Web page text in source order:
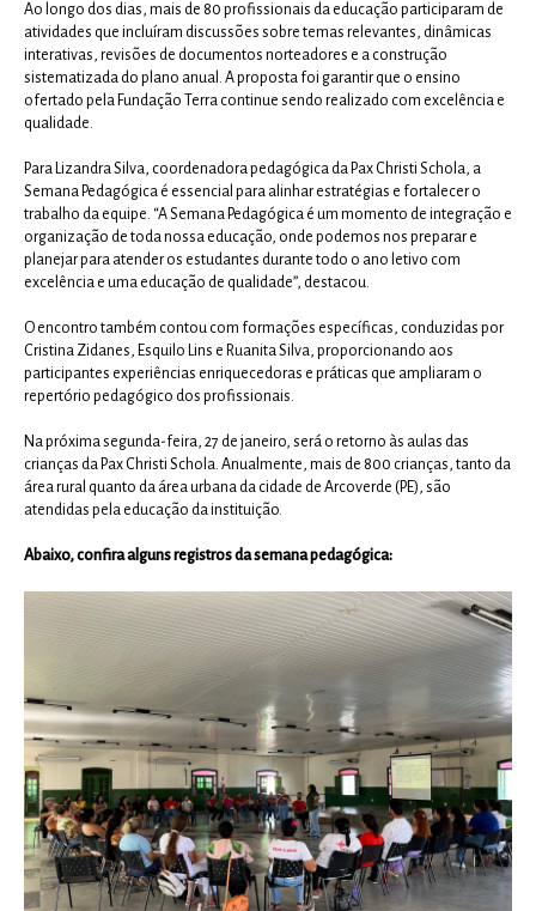
Ao longo dos dias, mais de 80 profissionais da educação participaram de
atividades que incluíram discussões sobre temas relevantes, dinâmicas
interativas, revisões de documentos norteadores e a construção
sistematizada do plano anual. A proposta foi garantir que o ensino
ofertado pela Fundação Terra continue sendo realizado com excelência e
qualidade.
Para Lizandra Silva, coordenadora pedagógica da Pax Christi Schola, a
Semana Pedagógica é essencial para alinhar estratégias e fortalecer o
trabalho da equipe. “A Semana Pedagógica é um momento de integração e
organização de toda nossa educação, onde podemos nos preparar e
planejar para atender os estudantes durante todo o ano letivo com
excelência e uma educação de qualidade”, destacou.
O encontro também contou com formações específicas, conduzidas por
Cristina Zidanes, Esquilo Lins e Ruanita Silva, proporcionando aos
participantes experiências enriquecedoras e práticas que ampliaram o
repertório pedagógico dos profissionais.
Na próxima segunda-feira, 27 de janeiro, será o retorno às aulas das
crianças da Pax Christi Schola. Anualmente, mais de 800 crianças, tanto da
área rural quanto da área urbana da cidade de Arcoverde (PE), são
atendidas pela educação da instituição.
Abaixo, confira alguns registros da semana pedagógica: